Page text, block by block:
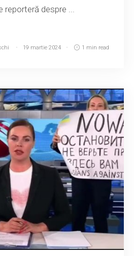
reporteră despre ...
19 martie 2024 1 min read